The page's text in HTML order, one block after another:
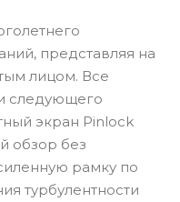
представляя на
лицом. Все
следующего
экран Pinlock
обзор без
рамку по
турбулентности